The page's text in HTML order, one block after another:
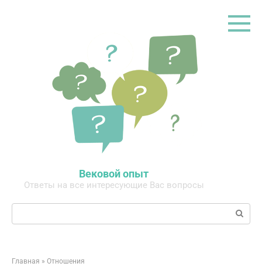
Вековой опыт
Ответы на все интересующие Вас вопросы
Поиск:
Главная » Отношения